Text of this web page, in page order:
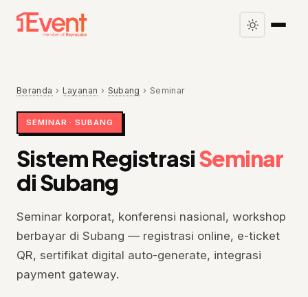
Beranda › Layanan › Subang › Seminar
SEMINAR · SUBANG
Sistem RegistrasiSeminar
di Subang
Seminar korporat, konferensi nasional, workshop
berbayar di Subang — registrasi online, e-ticket
QR, sertifikat digital auto-generate, integrasi
payment gateway.